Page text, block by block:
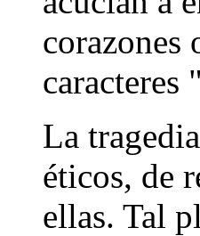
corazones
caracteres
La
éticos, de
ellas. Tal